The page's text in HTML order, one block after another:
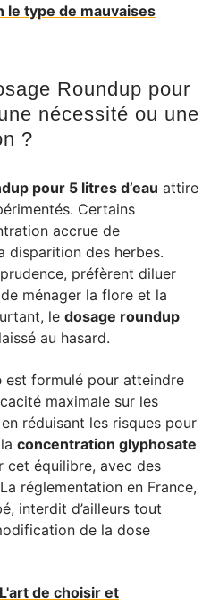
le type de mauvaises
Roundup pour
nécessité ou une
?
pour 5 litres d’eau attire
Certains
accrue de
disparition des herbes.
préfèrent diluer
ménager la flore et la
le dosage roundup
au hasard.
est formulé pour atteindre
maximale sur les
réduisant les risques pour
concentration glyphosate
cet équilibre, avec des
réglementation en France,
interdit d’ailleurs tout
de la dose
L'art de choisir et